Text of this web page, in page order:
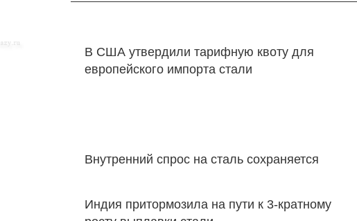
В США утвердили тарифную квоту для
европейского импорта стали
Внутренний спрос на сталь сохраняется
Индия притормозила на пути к 3-кратному